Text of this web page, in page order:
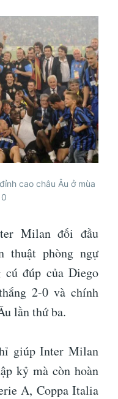
cao châu Âu ở mùa
Milan đối đầu
thuật phòng ngự
cú đúp của Diego
2-0 và chính
lần thứ ba.
giúp Inter Milan
kỷ mà còn hoàn
A, Coppa Italia